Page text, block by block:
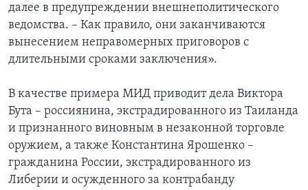
далее в предупреждении внешнеполитического
ведомства. – Как правило, они заканчиваются
вынесением неправомерных приговоров с
длительными сроками заключения».
В качестве примера МИД приводит дела Виктора
Бута – россиянина, экстрадированного из Таиланда
и признанного виновным в незаконной торговле
оружием, а также Константина Ярошенко –
гражданина России, экстрадированного из
Либерии и осужденного за контрабанду